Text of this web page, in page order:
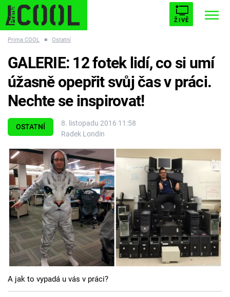
ŽIVĚ
ESCAPE PLNEJ KOTEL AVENGERS 5
Témata
Filmy
Seriály
Hry
Cool Esport
Pořady
TV Program
Prima COOL ■ Ostatní
OSTATNÍ
8. listopadu 2016 11:58
Radek Londin
GALERIE: 12 fotek lidí, co si umí
úžasně opepřit svůj čas v práci.
Nechte se inspirovat!
A jak to vypadá u vás v práci?